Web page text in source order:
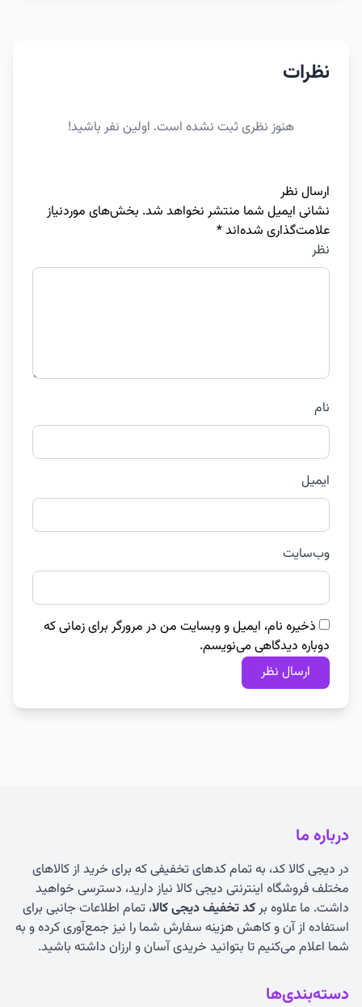
نظرات
هنوز نظری ثبت نشده است. اولین نفر باشید!
ارسال نظر
نشانی ایمیل شما منتشر نخواهد شد. بخش‌های موردنیاز
علامت‌گذاری شده‌اند*
نظر
نام
ایمیل
وب‌سایت
ذخیره نام، ایمیل و وبسایت من در مرورگر برای زمانی که
دوباره دیدگاهی می‌نویسم.
درباره ما
در دیجی کالا کد، به تمام کدهای تخفیفی که برای خرید از کالاهای
مختلف فروشگاه اینترنتی دیجی کالا نیاز دارید، دسترسی خواهید
داشت. ما علاوه برکد تخفیف دیجی کالا، تمام اطلاعات جانبی برای
استفاده از آن و کاهش هزینه سفارش شما را نیز جمع‌آوری کرده و به
شما اعلام می‌کنیم تا بتوانید خریدی آسان و ارزان داشته باشید.
دسته‌بندی‌ها